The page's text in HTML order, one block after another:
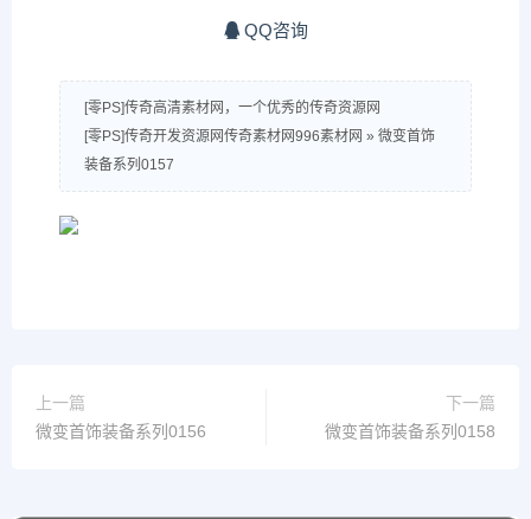
QQ咨询
[零PS]传奇高清素材网，一个优秀的传奇资源网
[零PS]传奇开发资源网传奇素材网996素材网 » 微变首饰
装备系列0157
上一篇
微变首饰装备系列0156
下一篇
微变首饰装备系列0158